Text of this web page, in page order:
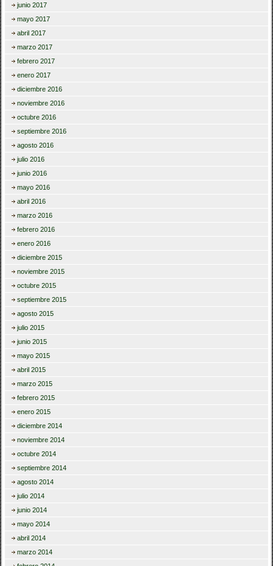
junio 2017
mayo 2017
abril 2017
marzo 2017
febrero 2017
enero 2017
diciembre 2016
noviembre 2016
octubre 2016
septiembre 2016
agosto 2016
julio 2016
junio 2016
mayo 2016
abril 2016
marzo 2016
febrero 2016
enero 2016
diciembre 2015
noviembre 2015
octubre 2015
septiembre 2015
agosto 2015
julio 2015
junio 2015
mayo 2015
abril 2015
marzo 2015
febrero 2015
enero 2015
diciembre 2014
noviembre 2014
octubre 2014
septiembre 2014
agosto 2014
julio 2014
junio 2014
mayo 2014
abril 2014
marzo 2014